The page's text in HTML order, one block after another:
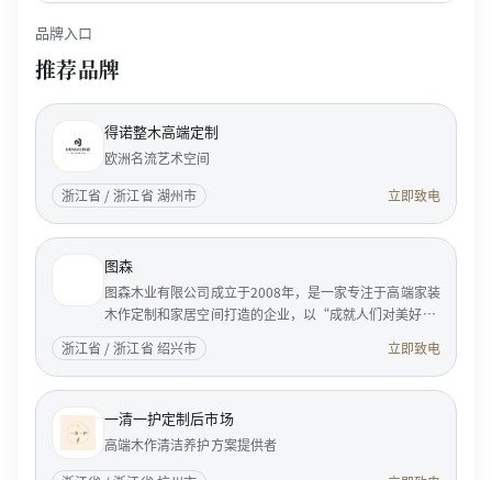
品牌入口
推荐品牌
得诺整木高端定制
欧洲名流艺术空间
浙江省 / 浙江省 湖州市
立即致电
图森
图森木业有限公司成立于2008年，是一家专注于高端家装
木作定制和家居空间打造的企业，以“成就人们对美好居
家生活的向往”为使命，服务国内外成功人士和精英客
户。 <p...
浙江省 / 浙江省 绍兴市 立即致电
一清一护定制后市场
高端木作清洁养护方案提供者